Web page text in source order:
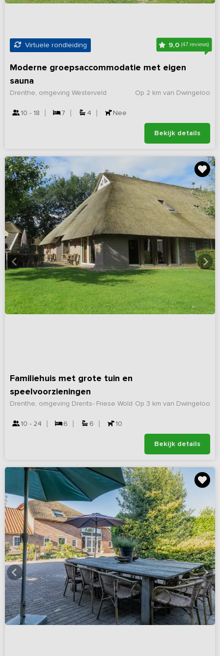
Virtuele rondleiding 9,0(47 reviews)
Moderne groepsaccommodatie met eigen
sauna
Op 2 km van Dwingeloo
Drenthe, omgeving Westerveld
10 - 18 7 4 Nee
Bekijk details
Familiehuis met grote tuin en
speelvoorzieningen
Op 3 km van Dwingeloo
Drenthe, omgeving Drents- Friese Wold
10 - 24 6 6 10
Bekijk details